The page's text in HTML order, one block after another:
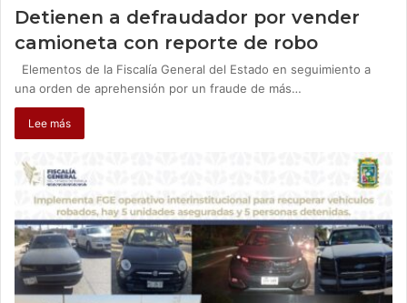
Detienen a defraudador por vender
camioneta con reporte de robo
Elementos de la Fiscalía General del Estado en seguimiento a
una orden de aprehensión por un fraude de más…
Lee más